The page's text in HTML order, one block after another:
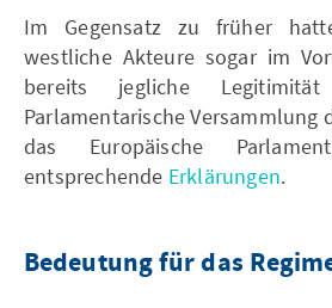
Im Gegensatz zu früher
westliche Akteure sogar im
bereits jegliche
Parlamentarische Versammlung
das Europäische
entsprechende Erklärungen.
Bedeutung für das